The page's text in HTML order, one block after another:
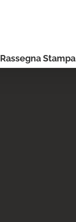
Rassegna Stampa